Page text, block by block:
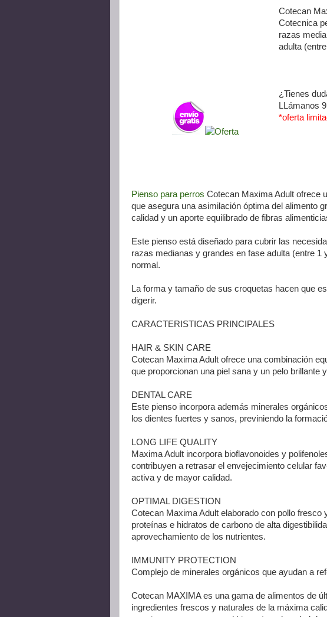
Cotecan
Cotecnica
razas
adulta
¿Tienes
LLámanos
*oferta
Pienso para perros Cotecan Maxima Adult ofrece
que asegura una asimilación óptima del alimento
calidad y un aporte equilibrado de fibras
Este pienso está diseñado para cubrir las
razas medianas y grandes en fase adulta (entre 1
normal.
La forma y tamaño de sus croquetas hacen que
digerir.
CARACTERISTICAS PRINCIPALES
HAIR & SKIN CARE
Cotecan Maxima Adult ofrece una combinación
que proporcionan una piel sana y un pelo brillante
DENTAL CARE
Este pienso incorpora además minerales
los dientes fuertes y sanos, previniendo la
LONG LIFE QUALITY
Maxima Adult incorpora bioflavonoides y
contribuyen a retrasar el envejecimiento celular
activa y de mayor calidad.
OPTIMAL DIGESTION
Cotecan Maxima Adult elaborado con pollo
proteínas e hidratos de carbono de alta
aprovechamiento de los nutrientes.
IMMUNITY PROTECTION
Complejo de minerales orgánicos que ayudan a
Cotecan MAXIMA es una gama de alimentos de
ingredientes frescos y naturales de la máxima